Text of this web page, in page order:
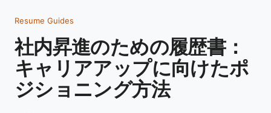
Resume Guides
社内昇進のための履歴書：
キャリアアップに向けたポ
ジショニング方法